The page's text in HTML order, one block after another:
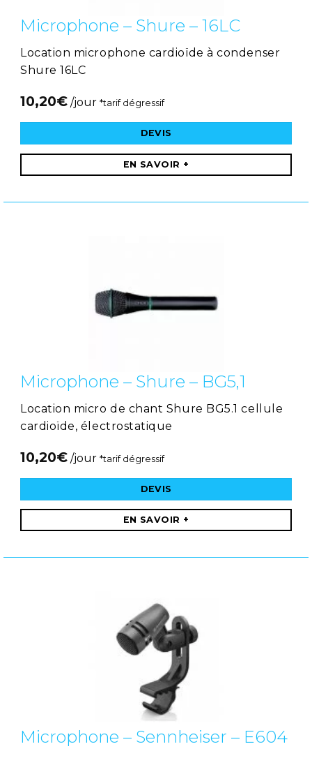
Microphone – Shure – 16LC
Location microphone cardioïde à condenser
Shure 16LC
10,20€ /jour *tarif dégressif
DEVIS
EN SAVOIR +
Microphone – Shure – BG5,1
Location micro de chant Shure BG5.1 cellule
cardioïde, électrostatique
10,20€ /jour *tarif dégressif
DEVIS
EN SAVOIR +
Microphone – Sennheiser – E604